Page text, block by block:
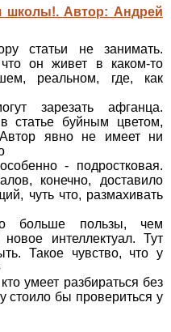
школы!. Автор: Андрей
статьи не занимать.
он живет в каком-то
реальном, где, как
зарезать афганца.
статье буйным цветом,
явно не имеет ни
- подростковая.
конечно, доставило
чуть что, размахивать
больше пользы, чем
интеллектуал. Тут
Такое чувство, что у
умеет разбираться без
стоило бы провериться у